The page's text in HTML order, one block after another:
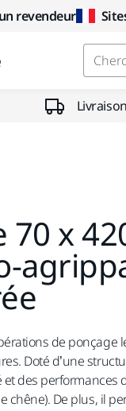
revendeur
70 x
de ponçage
Doté d’une
des performances
chêne). De plus, il